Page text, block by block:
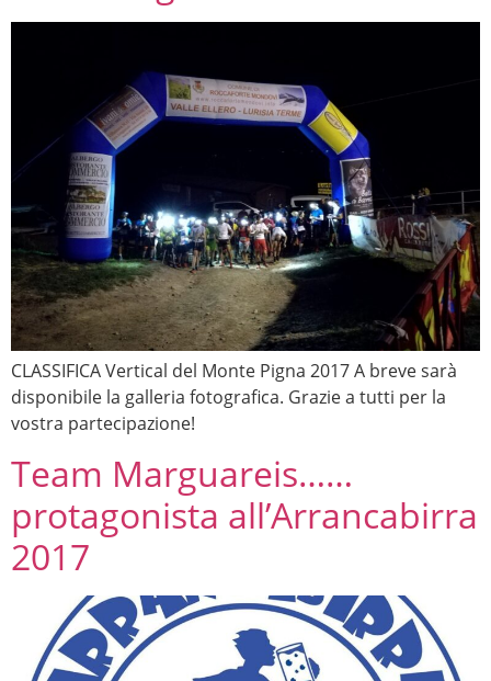
CLASSIFICA Vertical del Monte Pigna 2017 A breve sarà
disponibile la galleria fotografica. Grazie a tutti per la
vostra partecipazione!
Team Marguareis……
protagonista all’Arrancabirra
2017